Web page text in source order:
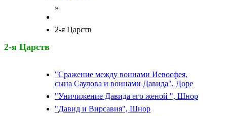
»
2-я Царств
2-я Царств
"Сражение между воинами Иевосфея,
сына Саулова и воинами Давида", Доре
"Уничижение Давида его женой ", Шнор
"Давид и Вирсавия", Шнор